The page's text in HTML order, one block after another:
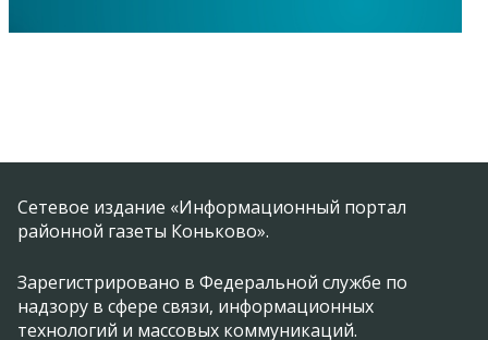
Сетевое издание «Информационный портал
районной газеты Коньково».
Зарегистрировано в Федеральной службе по
надзору в сфере связи, информационных
технологий и массовых коммуникаций.